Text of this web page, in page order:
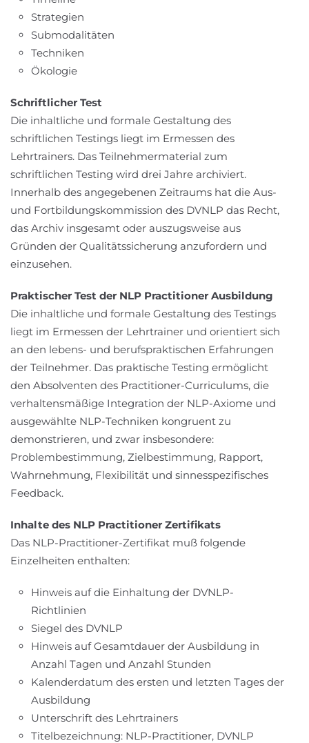
Strategien
Submodalitäten
Techniken
Ökologie
Schriftlicher Test
Die inhaltliche und formale Gestaltung des
schriftlichen Testings liegt im Ermessen des
Lehrtrainers. Das Teilnehmermaterial zum
schriftlichen Testing wird drei Jahre archiviert.
Innerhalb des angegebenen Zeitraums hat die Aus-
und Fortbildungskommission des DVNLP das Recht,
das Archiv insgesamt oder auszugsweise aus
Gründen der Qualitätssicherung anzufordern und
einzusehen.
Praktischer Test der NLP Practitioner Ausbildung
Die inhaltliche und formale Gestaltung des Testings
liegt im Ermessen der Lehrtrainer und orientiert sich
an den lebens- und berufspraktischen Erfahrungen
der Teilnehmer. Das praktische Testing ermöglicht
den Absolventen des Practitioner-Curriculums, die
verhaltensmäßige Integration der NLP-Axiome und
ausgewählte NLP-Techniken kongruent zu
demonstrieren, und zwar insbesondere:
Problembestimmung, Zielbestimmung, Rapport,
Wahrnehmung, Flexibilität und sinnesspezifisches
Feedback.
Inhalte des NLP Practitioner Zertifikats
Das NLP-Practitioner-Zertifikat muß folgende
Einzelheiten enthalten:
Hinweis auf die Einhaltung der DVNLP-
Richtlinien
Siegel des DVNLP
Hinweis auf Gesamtdauer der Ausbildung in
Anzahl Tagen und Anzahl Stunden
Kalenderdatum des ersten und letzten Tages der
Ausbildung
Unterschrift des Lehrtrainers
Titelbezeichnung: NLP-Practitioner, DVNLP